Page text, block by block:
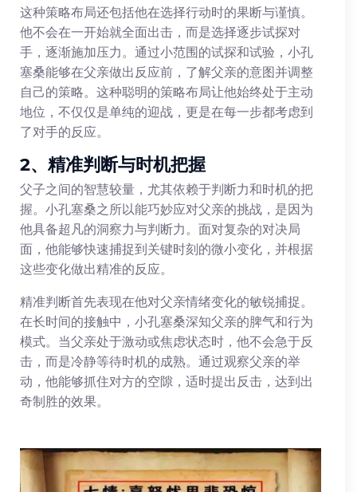
这种策略布局还包括他在选择行动时的果断与谨慎。
他不会在一开始就全面出击，而是选择逐步试探对
手，逐渐施加压力。通过小范围的试探和试验，小孔
塞桑能够在父亲做出反应前，了解父亲的意图并调整
自己的策略。这种聪明的策略布局让他始终处于主动
地位，不仅仅是单纯的迎战，更是在每一步都考虑到
了对手的反应。
2、精准判断与时机把握
父子之间的智慧较量，尤其依赖于判断力和时机的把
握。小孔塞桑之所以能巧妙应对父亲的挑战，是因为
他具备超凡的洞察力与判断力。面对复杂的对决局
面，他能够快速捕捉到关键时刻的微小变化，并根据
这些变化做出精准的反应。
精准判断首先表现在他对父亲情绪变化的敏锐捕捉。
在长时间的接触中，小孔塞桑深知父亲的脾气和行为
模式。当父亲处于激动或焦虑状态时，他不会急于反
击，而是冷静等待时机的成熟。通过观察父亲的举
动，他能够抓住对方的空隙，适时提出反击，达到出
奇制胜的效果。